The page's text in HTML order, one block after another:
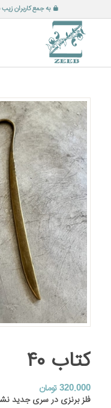
به جمع کاربران زیب
کتاب ۴۰
320.000تومان
فلز برنزی در سری جدید